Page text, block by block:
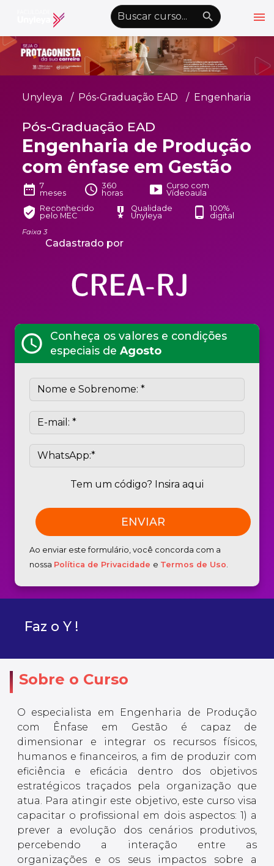
menu
emoji_objectsAlto Contraste nights_stay wb_sunny
Graduação EAD
Atualização Profissional
Conheça a Unyleya
Alianças Acadêmicas
Convênios
keyboard_arrow_down
UnyVantagens
Unyleya Pós-Graduação EAD Engenharia
Pós-Graduação EAD
Engenharia de Produção
com ênfase em Gestão
date_range 7
meses
schedule 360
horas
smart_display Curso com
Vídeoaula
verified_user Reconhecido
pelo MEC
military_tech
Qualidade
Unyleya
phone_android
100%
digital
Faixa 3
Cadastrado por
schedule
Conheça os valores e condições
especiais de Agosto
Tem um código? Insira aqui
Ao enviar este formulário, você concorda com a
nossa Política de Privacidade e Termos de Uso.
Faz o Y !
Sobre o Curso
O especialista em Engenharia de Produção
com Ênfase em Gestão é capaz de
dimensionar e integrar os recursos físicos,
humanos e financeiros, a fim de produzir com
eficiência e eficácia dentro dos objetivos
estratégicos traçados pela organização que
atua. Para atingir este objetivo, este curso visa
capacitar o profissional em dois aspectos: 1) a
prever a evolução dos cenários produtivos,
percebendo a interação entre as
organizações e os seus impactos sobre a